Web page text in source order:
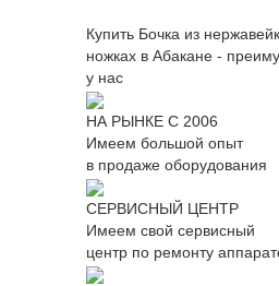
Купить Бочка из
ножках в Абакане -
у нас
НА РЫНКЕ С 2006
Имеем большой опыт
в продаже оборудования
СЕРВИСНЫЙ ЦЕНТР
Имеем свой сервисный
центр по ремонту